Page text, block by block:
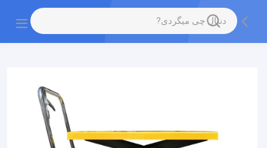
gtag('config', 'G-QWE9HWC3PF', {cookie_flags:
"SameSite=None;Secure"});